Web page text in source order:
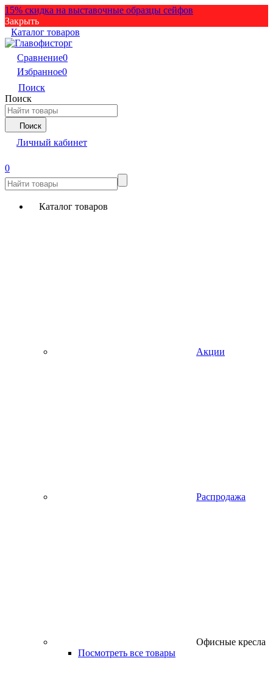
15% скидка на выставочные образцы сейфов
Закрыть
Каталог товаров
Сравнение0
Избранное0
Поиск
Поиск
Поиск
Личный кабинет
0
Каталог товаров
Акции
Распродажа
Офисные кресла
Посмотреть все товары